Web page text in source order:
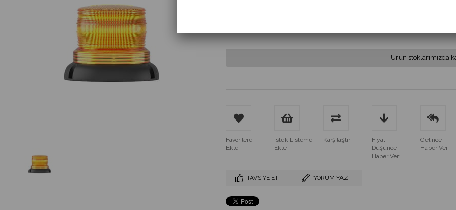
Ürün stoklarımızda
Favorilere
Ekle
İstek Listeme
Ekle
Karşılaştır
Fiyat
Düşünce
Haber Ver
Gelince
Haber Ver
TAVSIYE ET YORUM YAZ